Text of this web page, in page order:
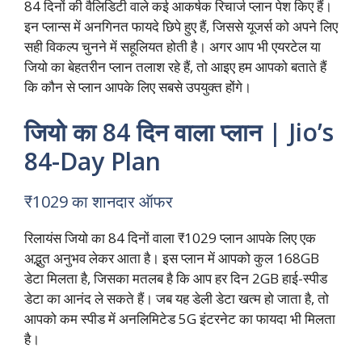
84 दिनों की वैलिडिटी वाले कई आकर्षक रिचार्ज प्लान पेश किए हैं।
इन प्लान्स में अनगिनत फायदे छिपे हुए हैं, जिससे यूजर्स को अपने लिए
सही विकल्प चुनने में सहूलियत होती है। अगर आप भी एयरटेल या
जियो का बेहतरीन प्लान तलाश रहे हैं, तो आइए हम आपको बताते हैं
कि कौन से प्लान आपके लिए सबसे उपयुक्त होंगे।
जियो का 84 दिन वाला प्लान | Jio’s
84-Day Plan
₹1029 का शानदार ऑफर
रिलायंस जियो का 84 दिनों वाला ₹1029 प्लान आपके लिए एक
अद्भुत अनुभव लेकर आता है। इस प्लान में आपको कुल 168GB
डेटा मिलता है, जिसका मतलब है कि आप हर दिन 2GB हाई-स्पीड
डेटा का आनंद ले सकते हैं। जब यह डेली डेटा खत्म हो जाता है, तो
आपको कम स्पीड में अनलिमिटेड 5G इंटरनेट का फायदा भी मिलता
है।